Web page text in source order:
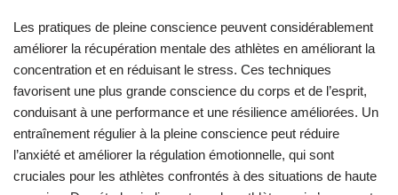
Les pratiques de pleine conscience peuvent considérablement
améliorer la récupération mentale des athlètes en améliorant la
concentration et en réduisant le stress. Ces techniques
favorisent une plus grande conscience du corps et de l’esprit,
conduisant à une performance et une résilience améliorées. Un
entraînement régulier à la pleine conscience peut réduire
l’anxiété et améliorer la régulation émotionnelle, qui sont
cruciales pour les athlètes confrontés à des situations de haute